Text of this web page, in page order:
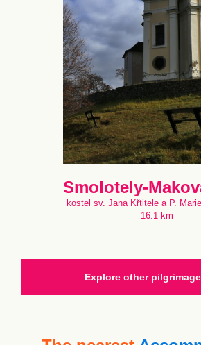
Smolotely-
kostel sv. Jana Křtitele a P.
16.1 km
Explore other